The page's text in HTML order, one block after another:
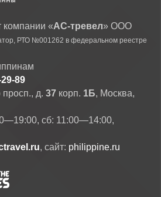
компании «АС-тревел» ООО
, РТО №001262 в федеральном реестре
89
просп., д. 37корп. 1Б, Москва,
сб: 11:00—14:00,
, cайт: philippine.ru